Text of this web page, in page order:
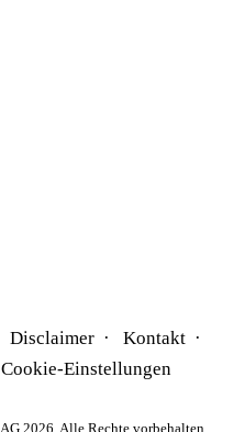
Disclaimer
Kontakt
Cookie-Einstellungen
2026. Alle Rechte vorbehalten.